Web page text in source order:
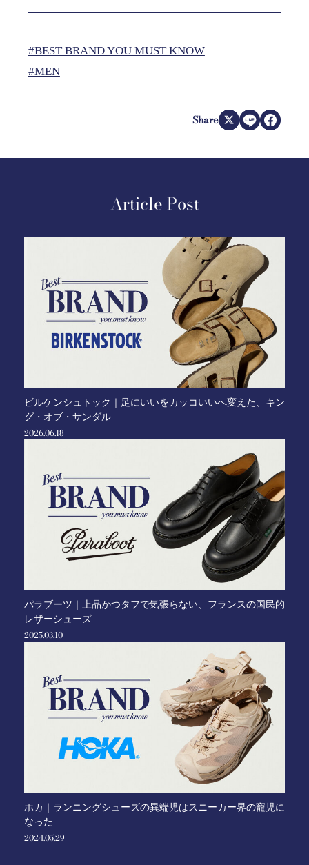
#BEST BRAND YOU MUST KNOW
#MEN
Share
Article Post
ビルケンシュトック｜足にいいをカッコいいへ変えた、キン
グ・オブ・サンダル
2026.06.18
パラブーツ｜上品かつタフで気張らない、フランスの国民的
レザーシューズ
2025.03.10
ホカ｜ランニングシューズの異端児はスニーカー界の寵児に
なった
2024.05.29